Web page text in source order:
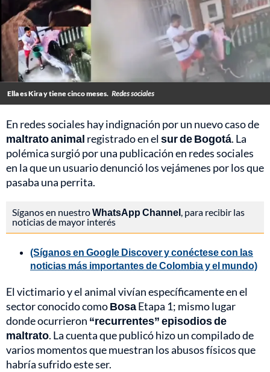
Ella es Kira y tiene cinco meses. Redes sociales
En redes sociales hay indignación por un nuevo caso de
maltrato animal registrado en elsur deBogotá. La
polémica surgió por una publicación en redes sociales
en la que un usuario denunció los vejámenes por los que
pasaba una perrita.
Síganos en nuestroWhatsApp Channel, para recibir las
noticias de mayor interés
(Síganos en Google Discover y conéctese con las
noticias más importantes de Colombia y el mundo)
El victimario y el animal vivían específicamente en el
sector conocido comoBosaEtapa 1; mismo lugar
donde ocurrieron “recurrentes” episodios de
maltrato. La cuenta que publicó hizo un compilado de
varios momentos que muestran los abusos físicos que
habría sufrido este ser.